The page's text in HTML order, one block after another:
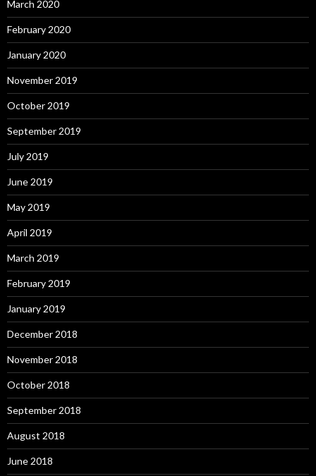
March 2020
February 2020
January 2020
November 2019
October 2019
September 2019
July 2019
June 2019
May 2019
April 2019
March 2019
February 2019
January 2019
December 2018
November 2018
October 2018
September 2018
August 2018
June 2018